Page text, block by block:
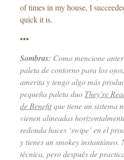
of times in my house, I
quick it is.
•••
Sombras: Como mencione
paleta de contorno para los
amerita y tengo algo más
pequeña paleta duo They’re
de Benefitque tiene un sistema
vienen alineadas
redonda haces ‘swipe’ en el
y tienes un smokey instantáneo.
técnica, pero después de